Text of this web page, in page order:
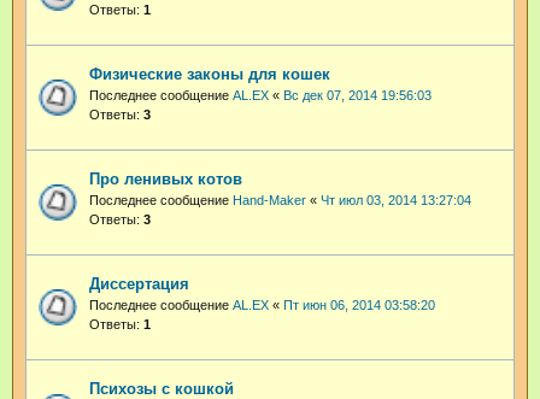
Ответы: 1
Физические законы для кошек
Последнее сообщение AL.EX « Вс дек 07, 2014 19:56:03
Ответы: 3
Про ленивых котов
Последнее сообщение Hand-Maker « Чт июл 03, 2014 13:27:04
Ответы: 3
Диссертация
Последнее сообщение AL.EX « Пт июн 06, 2014 03:58:20
Ответы: 1
Психозы с кошкой